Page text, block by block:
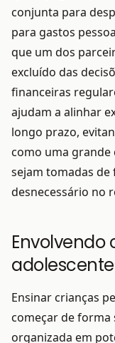
conjunta para
para gastos
que um dos
excluído das
financeiras
ajudam a alinhar
longo prazo,
como uma grande
sejam tomadas
desnecessário no
Envolvendo
Ensinar crianças
começar de forma
organizada em